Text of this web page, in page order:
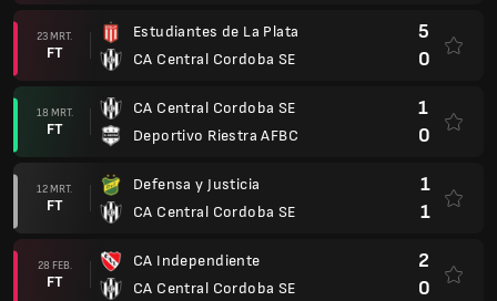
23 MRT.
FT
Estudiantes de La Plata
CA Central Cordoba SE
5
0
18 MRT.
FT
CA Central Cordoba SE
Deportivo Riestra AFBC
1
0
12 MRT.
FT
Defensa y Justicia
CA Central Cordoba SE
1
1
28 FEB.
FT
CA Independiente
CA Central Cordoba SE
2
0